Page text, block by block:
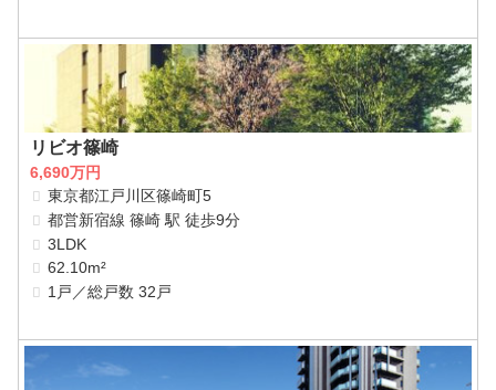
リビオ篠崎
6,690万円
東京都江戸川区篠崎町5
都営新宿線 篠崎 駅 徒歩9分
3LDK
62.10m²
1戸／総戸数 32戸